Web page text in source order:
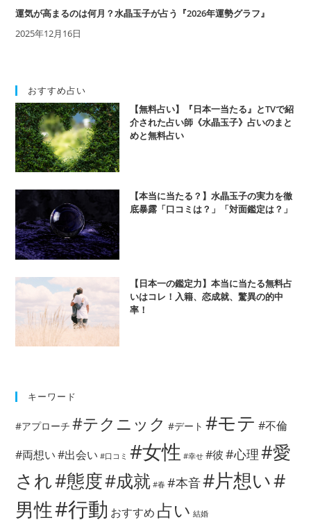
運気が高まるのは何月？水晶玉子が占う『2026年運勢グラフ』
2025年12月16日
おすすめ占い
【無料占い】『日本一当たる』とTVで紹
介された占い師《水晶玉子》占いのまと
めと無料占い
【本当に当たる？】水晶玉子の実力を徹
底暴露「口コミは？」「対面鑑定は？」
【日本一の鑑定力】本当に当たる無料占
いはコレ！入籍、恋成就、驚異の的中
率！
キーワード
#アプローチ #テクニック #デート #モテ #不倫
#両想い#出会い #口コミ #女性 #幸せ #彼#心理#愛
され#態度#成就 #春 #本音#片想い#
男性#行動 おすすめ 占い 結婚